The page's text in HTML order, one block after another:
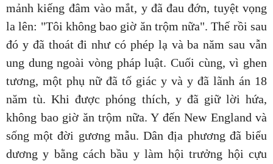
mảnh kiếng đâm vào mắt, y đã đau đớn, tuyệt vọng
la lên: "Tôi không bao giờ ăn trộm nữa". Thế rồi sau
đó y đã thoát đi như có phép lạ và ba năm sau vẫn
ung dung ngoài vòng pháp luật. Cuối cùng, vì ghen
tương, một phụ nữ đã tố giác y và y đã lãnh án 18
năm tù. Khi được phóng thích, y đã giữ lời hứa,
không bao giờ ăn trộm nữa. Y đến New England và
sống một đời gương mẫu. Dân địa phương đã biểu
dương y bằng cách bầu y làm hội trưởng hội cựu